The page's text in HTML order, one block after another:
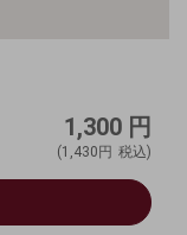
1,300 円
(1,430円 税込)